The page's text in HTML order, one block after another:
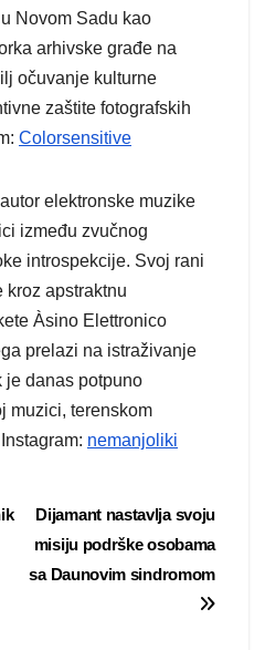
Novom Sadu kao
arhivske građe na
očuvanje kulturne
zaštite fotografskih
Colorsensitive
elektronske muzike
između zvučnog
introspekcije. Svoj rani
kroz apstraktnu
Àsino Elettronico
prelazi na istraživanje
je danas potpuno
muzici, terenskom
nemanjoliki
Dijamant nastavlja svoju
misiju podrške osobama
sa Daunovim sindromom